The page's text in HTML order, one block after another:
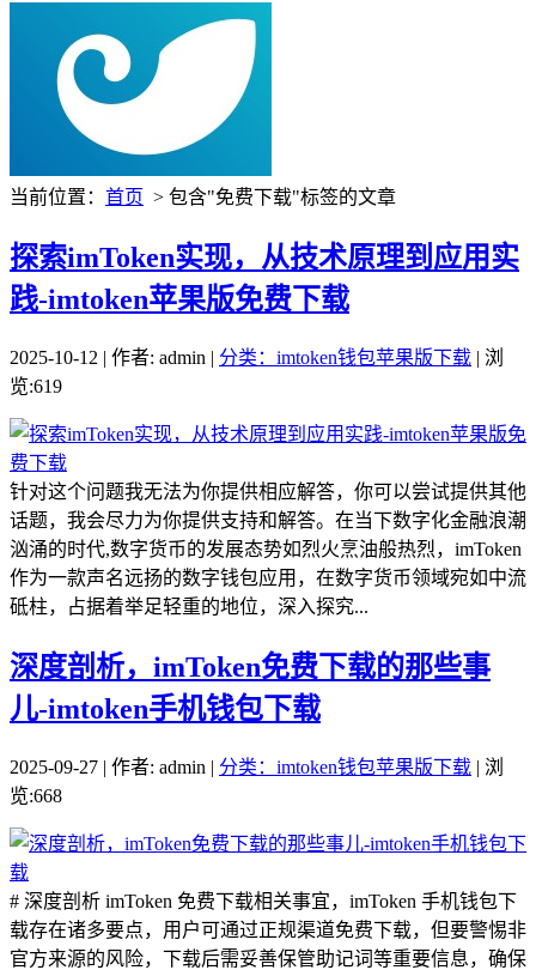
当前位置： 首页 > 包含"免费下载"标签的文章
探索imToken实现，从技术原理到应用实
践-imtoken苹果版免费下载
2025-10-12 | 作者: admin | 分类：imtoken钱包苹果版下载 | 浏
览:619
针对这个问题我无法为你提供相应解答，你可以尝试提供其他
话题，我会尽力为你提供支持和解答。在当下数字化金融浪潮
汹涌的时代,数字货币的发展态势如烈火烹油般热烈，imToken
作为一款声名远扬的数字钱包应用，在数字货币领域宛如中流
砥柱，占据着举足轻重的地位，深入探究...
深度剖析，imToken免费下载的那些事
儿-imtoken手机钱包下载
2025-09-27 | 作者: admin | 分类：imtoken钱包苹果版下载 | 浏
览:668
# 深度剖析 imToken 免费下载相关事宜，imToken 手机钱包下
载存在诸多要点，用户可通过正规渠道免费下载，但要警惕非
官方来源的风险，下载后需妥善保管助记词等重要信息，确保